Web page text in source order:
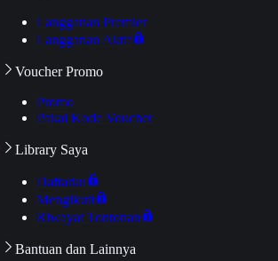
Langganan Premier
Langganan Aktif
Voucher Promo
Promo
Pakai Kode Voucher
Library Saya
Daftarku
Mengikuti
Riwayat Tontonan
Bantuan dan Lainnya